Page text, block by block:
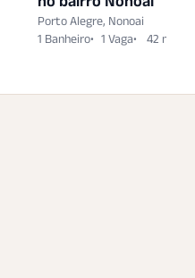
Porto Alegre, Nonoai
1 Banheiro
1 Vaga 42 m²